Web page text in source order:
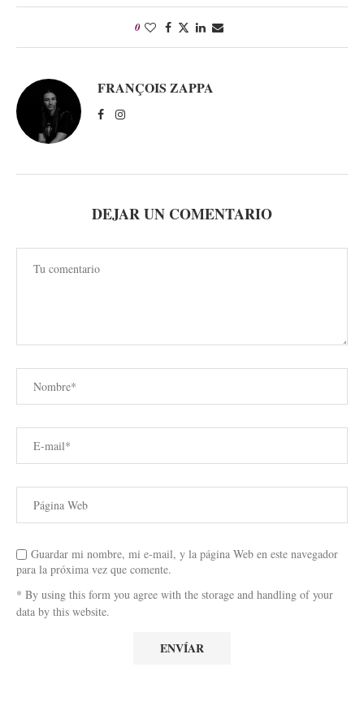
0
FRANÇOIS ZAPPA
DEJAR UN COMENTARIO
Guardar mi nombre, mi e-mail, y la página Web en este navegador
para la próxima vez que comente.
* By using this form you agree with the storage and handling of your
data by this website.